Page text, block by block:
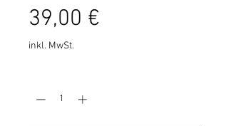
39,00 €
inkl. MwSt.